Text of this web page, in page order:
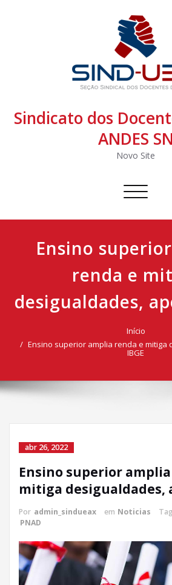
Sindicato dos
ANDES SN
Novo Site
Alternar
Ensino
renda e
desigualdades,
Início
Ensino superior amplia renda e mitiga
IBGE
abr 26, 2022
Ensino superior
mitiga desigualdades,
Por admin_sindueax em Noticias Tag
PNAD